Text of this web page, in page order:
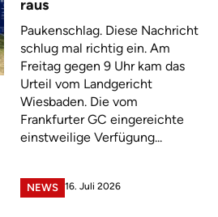
raus
Paukenschlag. Diese Nachricht
schlug mal richtig ein. Am
Freitag gegen 9 Uhr kam das
Urteil vom Landgericht
Wiesbaden. Die vom
Frankfurter GC eingereichte
einstweilige Verfügung...
NEWS 16. Juli 2026